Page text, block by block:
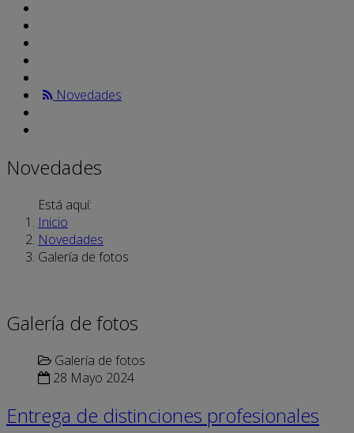
Novedades
Novedades
Está aquí:
Inicio
Novedades
Galería de fotos
Galería de fotos
Galería de fotos
28 Mayo 2024
Entrega de distinciones profesionales